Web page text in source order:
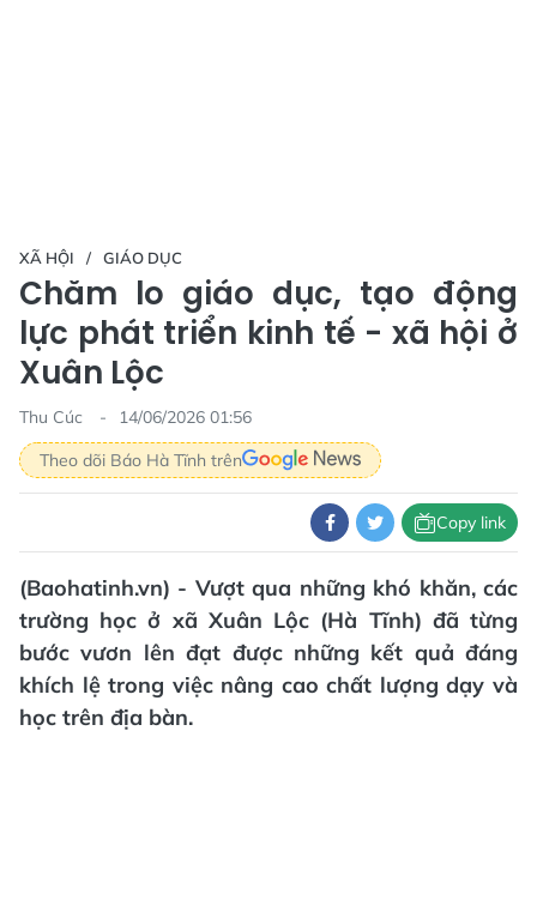
XÃ HỘI GIÁO DỤC
Chăm lo giáo dục, tạo động
lực phát triển kinh tế - xã hội ở
Xuân Lộc
Thu Cúc
14/06/2026 01:56
Theo dõi Báo Hà Tĩnh trên
Copy link
(Baohatinh.vn) - Vượt qua những khó khăn, các
trường học ở xã Xuân Lộc (Hà Tĩnh) đã từng
bước vươn lên đạt được những kết quả đáng
khích lệ trong việc nâng cao chất lượng dạy và
học trên địa bàn.